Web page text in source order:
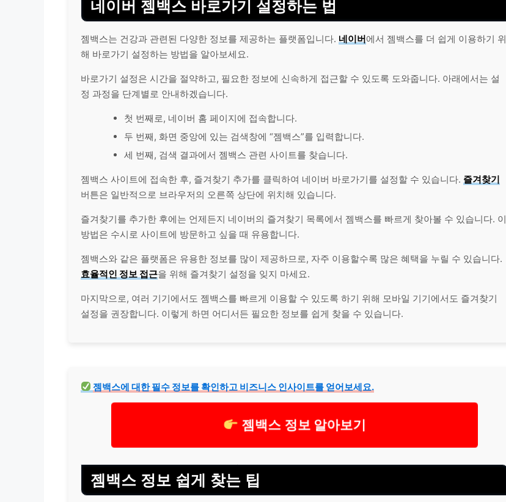
네이버 젬백스 바로가기 설정하는 법
젬백스는 건강과 관련된 다양한 정보를 제공하는 플랫폼입니다. 네이버에서 젬백스를 더 쉽게 이용하기 위
해 바로가기 설정하는 방법을 알아보세요.
바로가기 설정은 시간을 절약하고, 필요한 정보에 신속하게 접근할 수 있도록 도와줍니다. 아래에서는 설
정 과정을 단계별로 안내하겠습니다.
첫 번째로, 네이버 홈 페이지에 접속합니다.
두 번째, 화면 중앙에 있는 검색창에 “젬백스”를 입력합니다.
세 번째, 검색 결과에서 젬백스 관련 사이트를 찾습니다.
젬백스 사이트에 접속한 후, 즐겨찾기 추가를 클릭하여 네이버 바로가기를 설정할 수 있습니다. 즐겨찾기
버튼은 일반적으로 브라우저의 오른쪽 상단에 위치해 있습니다.
즐겨찾기를 추가한 후에는 언제든지 네이버의 즐겨찾기 목록에서 젬백스를 빠르게 찾아볼 수 있습니다. 이
방법은 수시로 사이트에 방문하고 싶을 때 유용합니다.
젬백스와 같은 플랫폼은 유용한 정보를 많이 제공하므로, 자주 이용할수록 많은 혜택을 누릴 수 있습니다.
효율적인 정보 접근을 위해 즐겨찾기 설정을 잊지 마세요.
마지막으로, 여러 기기에서도 젬백스를 빠르게 이용할 수 있도록 하기 위해 모바일 기기에서도 즐겨찾기
설정을 권장합니다. 이렇게 하면 어디서든 필요한 정보를 쉽게 찾을 수 있습니다.
젬백스에 대한 필수 정보를 확인하고 비즈니스 인사이트를 얻어보세요.
젬백스 정보 알아보기
젬백스 정보 쉽게 찾는 팁